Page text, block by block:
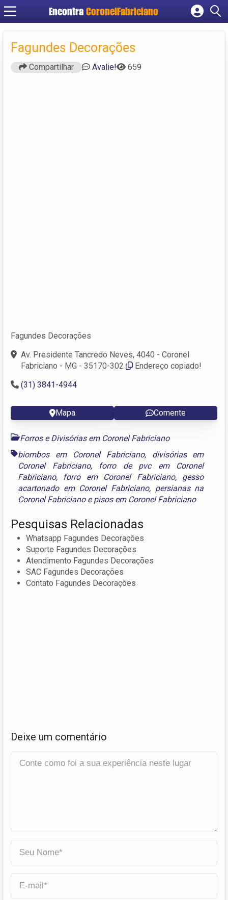
Encontra CoronelFabriciano
Cadastrar empresa
Fazer login
Criar conta
Fagundes Decorações
Compartilhar Avalie! 659
Fagundes Decorações
Av. Presidente Tancredo Neves, 4040 - Coronel
Fabriciano - MG - 35170-302
Endereço copiado!
(31) 3841-4944
Mapa Comente
Forros e Divisórias em Coronel Fabriciano
biombos em Coronel Fabriciano, divisórias em
Coronel Fabriciano, forro de pvc em Coronel
Fabriciano, forro em Coronel Fabriciano, gesso
acartonado em Coronel Fabriciano, persianas na
Coronel Fabricianoepisos em Coronel Fabriciano
Pesquisas Relacionadas
Whatsapp Fagundes Decorações
Suporte Fagundes Decorações
Atendimento Fagundes Decorações
SAC Fagundes Decorações
Contato Fagundes Decorações
Deixe um comentário